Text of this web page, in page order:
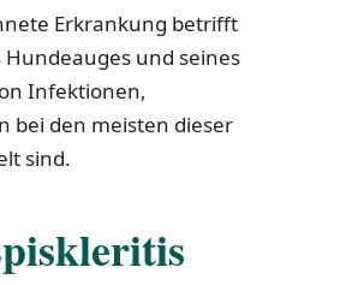
Erkrankung betrifft
und seines
Infektionen,
bei den meisten dieser
sind.